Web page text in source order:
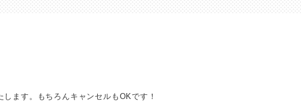
ます。もちろんキャンセルもOKです！